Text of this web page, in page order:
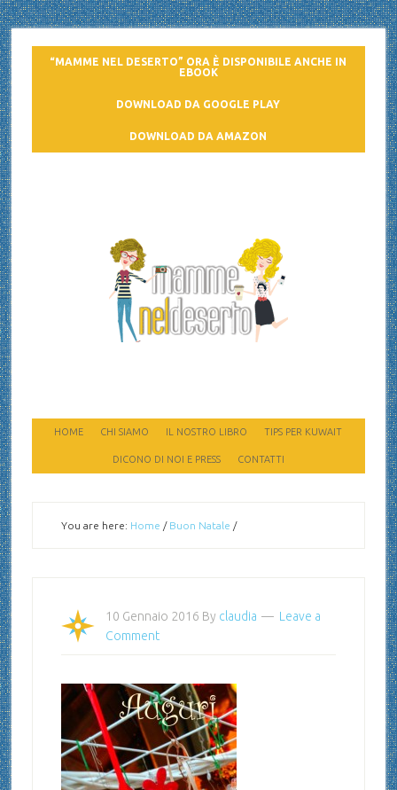
“MAMME NEL DESERTO” ORA È DISPONIBILE ANCHE IN
EBOOK
DOWNLOAD DA GOOGLE PLAY
DOWNLOAD DA AMAZON
HOME CHI SIAMO IL NOSTRO LIBRO TIPS PER KUWAIT
DICONO DI NOI E PRESS CONTATTI
You are here: Home / Buon Natale /
10 Gennaio 2016 By claudia
Leave a
Comment